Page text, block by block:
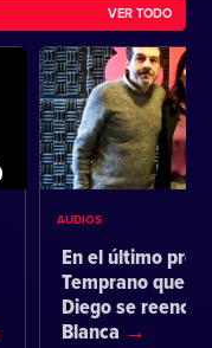
VER TODO
AUDIOS
En el último
Temprano que
Diego se
Blanca